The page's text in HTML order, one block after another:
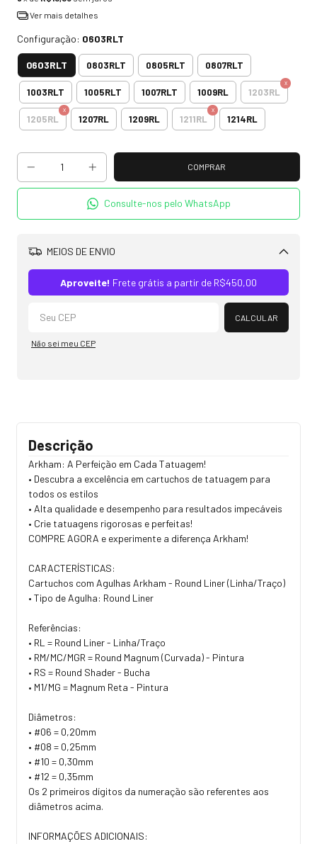
Ver mais detalhes
Configuração: 0603RLT
0603RLT 0803RLT 0805RLT 0807RLT
1003RLT 1005RLT 1007RLT 1009RL 1203RL
1205RL 1207RL 1209RL 1211RL 1214RL
Consulte-nos pelo WhatsApp
MEIOS DE ENVIO
Aproveite! Frete grátis a partir de R$450,00
CALCULAR
Não sei meu CEP
Descrição
Arkham: A Perfeição em Cada Tatuagem!
• Descubra a excelência em cartuchos de tatuagem para
todos os estilos
• Alta qualidade e desempenho para resultados impecáveis
​​• Crie tatuagens rigorosas e perfeitas!
COMPRE AGORA e experimente a diferença Arkham!
CARACTERÍSTICAS:
Cartuchos com Agulhas Arkham - Round Liner (Linha/Traço)
• Tipo de Agulha: Round Liner
Referências:
• RL = Round Liner - Linha/Traço
• RM/MC/MGR = Round Magnum (Curvada) - Pintura
• RS = Round Shader - Bucha
• M1/MG = Magnum Reta - Pintura
Diâmetros:
• #06 = 0,20mm
• #08 = 0,25mm
• #10 = 0,30mm
• #12 = 0,35mm
Os 2 primeiros dígitos da numeração são referentes aos
diâmetros acima.
INFORMAÇÕES ADICIONAIS: